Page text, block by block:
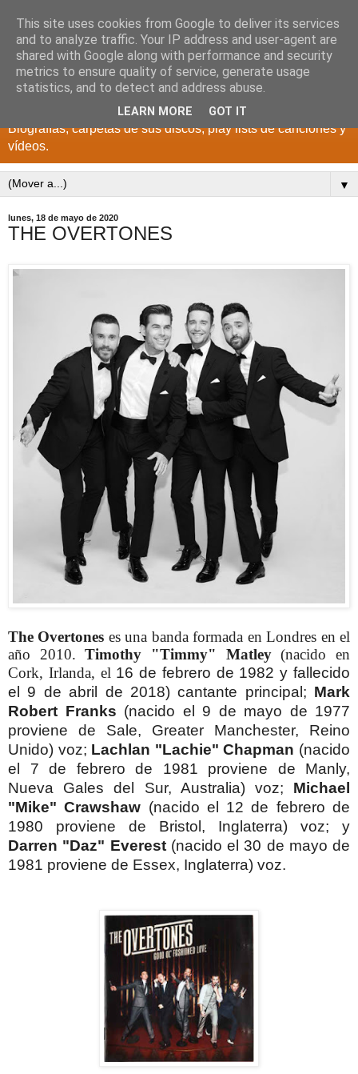
DISCOS PARA EL
RECUERDO
CANTANTES Y GRUPOS DE LOS AÑOS 1950 a 2022.
Biografías, carpetas de sus discos, play lists de canciones y
vídeos.
▼
lunes, 18 de mayo de 2020
THE OVERTONES
The Overtones es una banda formada en Londres en el
año 2010.Timothy "Timmy" Matley(nacido en
Cork, Irlanda, el 16 de febrero de 1982 y fallecido
el 9 de abril de 2018) cantante principal; Mark
Robert Franks (nacido el 9 de mayo de 1977
proviene de Sale, Greater Manchester, Reino
Unido) voz; Lachlan "Lachie" Chapman (nacido
el 7 de febrero de 1981 proviene de Manly,
Nueva Gales del Sur, Australia) voz; Michael
"Mike" Crawshaw (nacido el 12 de febrero de
1980 proviene de Bristol, Inglaterra) voz; y
Darren "Daz" Everest (nacido el 30 de mayo de
1981 proviene de Essex, Inglaterra) voz.
This site uses cookies from Google to deliver its services
and to analyze traffic. Your IP address and user-agent are
shared with Google along with performance and security
metrics to ensure quality of service, generate usage
statistics, and to detect and address abuse.
LEARN MORE GOT IT